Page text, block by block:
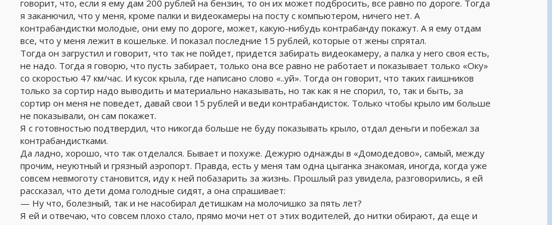
говорит, что, если я ему дам 200 рублей на бензин, то он их может подбросить, все равно по дороге. Тогда
я заканючил, что у меня, кроме палки и видеокамеры на посту с компьютером, ничего нет. А
контрабандистки молодые, они ему по дороге, может, какую-нибудь контрабанду покажут. А я ему отдам
все, что у меня лежит в кошельке. И показал последние 15 рублей, которые от жены спрятал.
Тогда он загрустил и говорит, что так не пойдет, придется забирать видеокамеру, а палка у него своя есть,
не надо. Тогда я говорю, что пусть забирает, только она все равно не работает и показывает только «Оку»
со скоростью 47 км/час. И кусок крыла, где написано слово «..уй». Тогда он говорит, что таких гаишников
только за сортир надо выводить и материально наказывать, но так как я не спорил, то, так и быть, за
сортир он меня не поведет, давай свои 15 рублей и веди контрабандисток. Только чтобы крыло им больше
не показывали, он сам покажет.
Я с готовностью подтвердил, что никогда больше не буду показывать крыло, отдал деньги и побежал за
контрабандистками.
Да ладно, хорошо, что так отделался. Бывает и похуже. Дежурю однажды в «Домодедово», самый, между
прочим, неуютный и грязный аэропорт. Правда, есть у меня там одна цыганка знакомая, иногда, когда уже
совсем невмоготу становится, иду к ней побазарить за жизнь. Прошлый раз увидела, разговорились, я ей
рассказал, что дети дома голодные сидят, а она спрашивает:
— Ну что, болезный, так и не насобирал детишкам на молочишко за пять лет?
Я ей и отвечаю, что совсем плохо стало, прямо мочи нет от этих водителей, до нитки обирают, да еще и